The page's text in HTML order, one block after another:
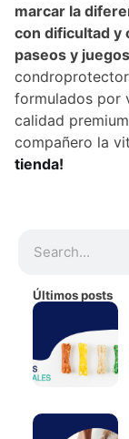
marcar la
con dificultad y
paseos y
formulados por
calidad
compañero la
tienda!
Últimos posts